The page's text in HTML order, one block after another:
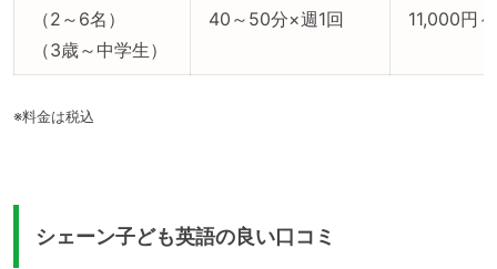
（2～6名）
（3歳～中学生）
40～50分×週1回 11,000円
※料金は税込
シェーン子ども英語の良い口コミ